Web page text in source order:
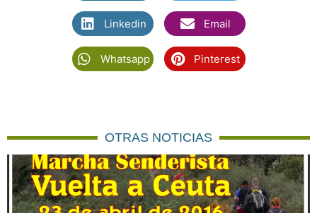
Linkedin Email
Whatsapp Pinterest
OTRAS NOTICIAS